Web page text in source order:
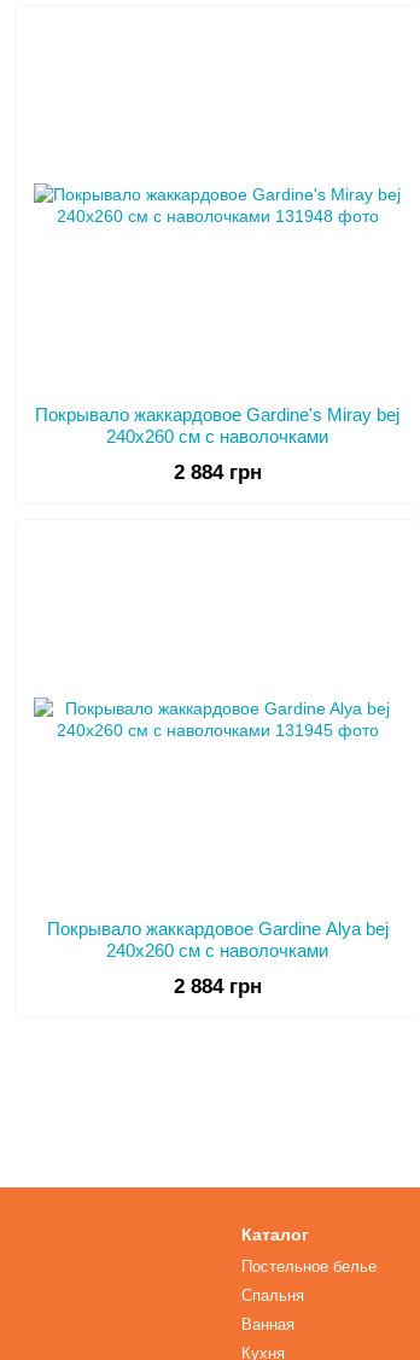
Покрывало жаккардовое Gardine's Miray bej
240х260 см с наволочками
2 884 грн
Покрывало жаккардовое Gardine Alya bej
240х260 см с наволочками
2 884 грн
Каталог
Постельное белье
Спальня
Ванная
Кухня